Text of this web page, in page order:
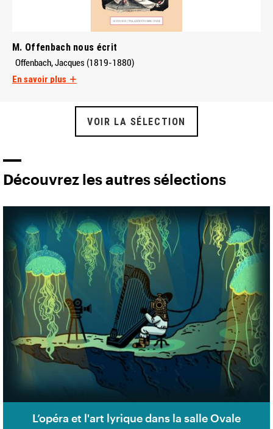
M. Offenbach nous écrit
Offenbach, Jacques (1819-1880)
En savoir plus
VOIR LA SÉLECTION
Découvrez les autres sélections
L’opéra et l'art lyrique dans la salle Ovale